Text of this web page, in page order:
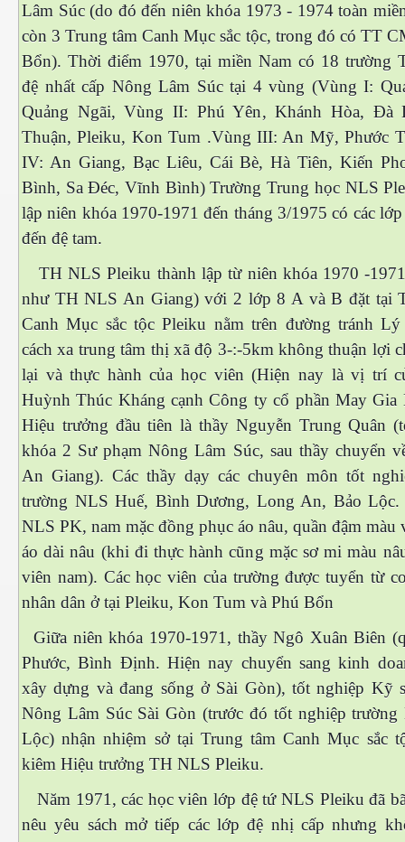
Lâm Súc (do đó đến niên khóa 1973 - 1974 toàn
còn 3 Trung tâm Canh Mục sắc tộc, trong đó có TT
Bổn). Thời điểm 1970, tại miền Nam có 18 trường
đệ nhất cấp Nông Lâm Súc tại 4 vùng (Vùng I:
Quảng Ngãi, Vùng II: Phú Yên, Khánh Hòa, Đà
Thuận, Pleiku, Kon Tum .Vùng III: An Mỹ, Phước
IV: An Giang, Bạc Liêu, Cái Bè, Hà Tiên, Kiến
Bình, Sa Đéc, Vĩnh Bình) Trường Trung học NLS
lập niên khóa 1970-1971 đến tháng 3/1975 có các
đến đệ tam.
TH NLS Pleiku thành lập từ niên khóa 1970 -
như TH NLS An Giang) với 2 lớp 8 A và B đặt tại
Canh Mục sắc tộc Pleiku nằm trên đường tránh
cách xa trung tâm thị xã độ 3-:-5km không thuận lợi
lại và thực hành của học viên (Hiện nay là vị trí
Huỳnh Thúc Kháng cạnh Công ty cổ phần May
Hiệu trưởng đầu tiên là thầy Nguyễn Trung Quân
khóa 2 Sư phạm Nông Lâm Súc, sau thầy chuyển
An Giang). Các thầy dạy các chuyên môn tốt
trường NLS Huế, Bình Dương, Long An, Bảo Lộc.
NLS PK, nam mặc đồng phục áo nâu, quần đậm màu
áo dài nâu (khi đi thực hành cũng mặc sơ mi màu
viên nam). Các học viên của trường được tuyển từ
nhân dân ở tại Pleiku, Kon Tum và Phú Bổn
Giữa niên khóa 1970-1971, thầy Ngô Xuân Biên
Phước, Bình Định. Hiện nay chuyển sang kinh
xây dựng và đang sống ở Sài Gòn), tốt nghiệp Kỹ
Nông Lâm Súc Sài Gòn (trước đó tốt nghiệp trường
Lộc) nhận nhiệm sở tại Trung tâm Canh Mục sắc
kiêm Hiệu trưởng TH NLS Pleiku.
Năm 1971, các học viên lớp đệ tứ NLS Pleiku đã
nêu yêu sách mở tiếp các lớp đệ nhị cấp nhưng
Hạng